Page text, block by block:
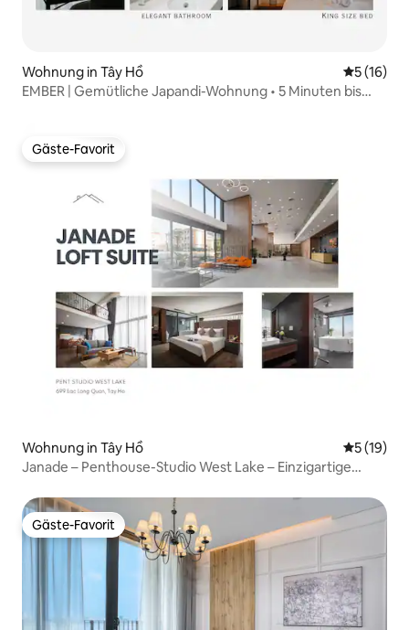
Wohnung in Tây Hồ
5 (16)
EMBER | Gemütliche Japandi-Wohnung • 5 Minuten bis
Gäste-Favorit
Gäste-Favorit
Wohnung in Tây Hồ
5 (19)
Janade – Penthouse-Studio West Lake – Einzigartige
Gäste-Favorit
Gäste-Favorit